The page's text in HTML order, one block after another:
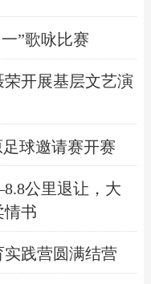
”歌咏比赛
开展基层文艺演
球邀请赛开赛
公里退让，大
情书
实践营圆满结营